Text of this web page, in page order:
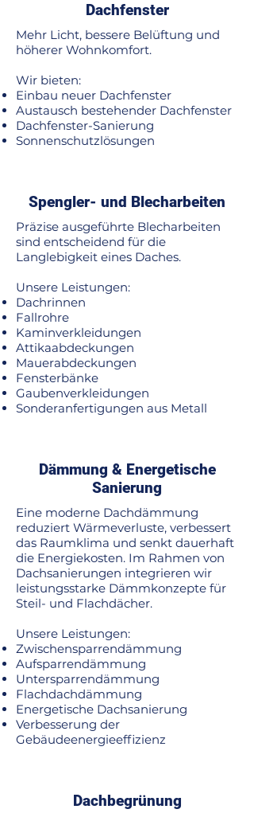
Dachfenster
Mehr Licht, bessere Belüftung und
höherer Wohnkomfort.
Wir bieten:
Einbau neuer Dachfenster
Austausch bestehender Dachfenster
Dachfenster-Sanierung
Sonnenschutzlösungen
Spengler- und Blecharbeiten
Präzise ausgeführte Blecharbeiten
sind entscheidend für die
Langlebigkeit eines Daches.
Unsere Leistungen:
Dachrinnen
Fallrohre
Kaminverkleidungen
Attikaabdeckungen
Mauerabdeckungen
Fensterbänke
Gaubenverkleidungen
Sonderanfertigungen aus Metall
Dämmung & Energetische
Sanierung
Eine moderne Dachdämmung
reduziert Wärmeverluste, verbessert
das Raumklima und senkt dauerhaft
die Energiekosten. Im Rahmen von
Dachsanierungen integrieren wir
leistungsstarke Dämmkonzepte für
Steil- und Flachdächer.
Unsere Leistungen:
Zwischensparrendämmung
Aufsparrendämmung
Untersparrendämmung
Flachdachdämmung
Energetische Dachsanierung
Verbesserung der
Gebäudeenergieeffizienz
Dachbegrünung